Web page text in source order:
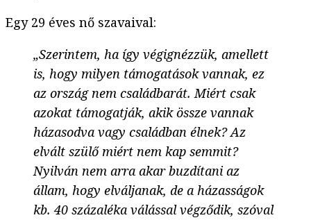
Egy 29 éves nő szavaival:
„Szerintem, ha így végignézzük, amellett
is, hogy milyen támogatások vannak, ez
az ország nem családbarát. Miért csak
azokat támogatják, akik össze vannak
házasodva vagy családban élnek? Az
elvált szülő miért nem kap semmit?
Nyilván nem arra akar buzdítani az
állam, hogy elváljanak, de a házasságok
kb. 40 százaléka válással végződik, szóval